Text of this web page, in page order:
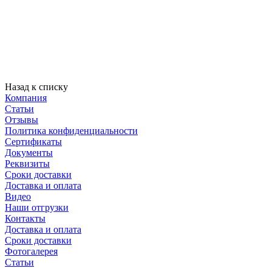
Назад к списку
Компания
Статьи
Отзывы
Политика конфиденциальности
Сертификаты
Документы
Реквизиты
Сроки доставки
Доставка и оплата
Видео
Наши отгрузки
Контакты
Доставка и оплата
Сроки доставки
Фотогалерея
Статьи